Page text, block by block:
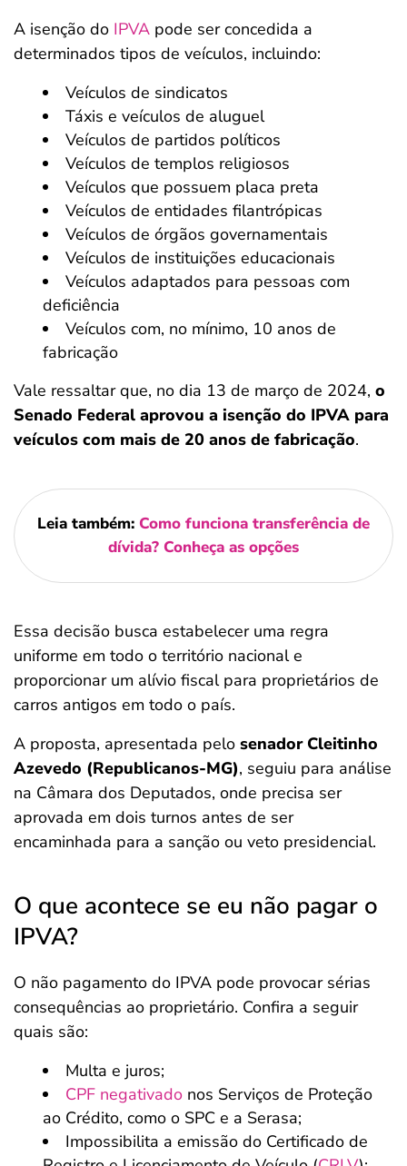
A isenção do IPVA pode ser concedida a
determinados tipos de veículos, incluindo:
Veículos de sindicatos
Táxis e veículos de aluguel
Veículos de partidos políticos
Veículos de templos religiosos
Veículos que possuem placa preta
Veículos de entidades filantrópicas
Veículos de órgãos governamentais
Veículos de instituições educacionais
Veículos adaptados para pessoas com
deficiência
Veículos com, no mínimo, 10 anos de
fabricação
Vale ressaltar que, no dia 13 de março de 2024, o
Senado Federal aprovou a isenção do IPVA para
veículos com mais de 20 anos de fabricação.
Leia também: Como funciona transferência de
dívida? Conheça as opções
Essa decisão busca estabelecer uma regra
uniforme em todo o território nacional e
proporcionar um alívio fiscal para proprietários de
carros antigos em todo o país.
A proposta, apresentada pelo senador Cleitinho
Azevedo (Republicanos-MG), seguiu para análise
na Câmara dos Deputados, onde precisa ser
aprovada em dois turnos antes de ser
encaminhada para a sanção ou veto presidencial.
O que acontece se eu não pagar o
IPVA?
O não pagamento do IPVA pode provocar sérias
consequências ao proprietário. Confira a seguir
quais são:
Multa e juros;
CPF negativado nos Serviços de Proteção
ao Crédito, como o SPC e a Serasa;
Impossibilita a emissão do Certificado de